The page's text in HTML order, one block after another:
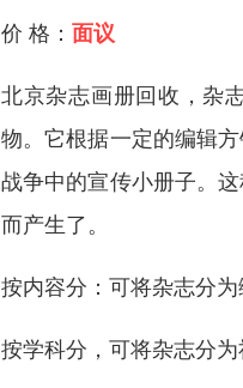
价 格： 面议
北京杂志画册回收，杂
物。它根据一定的编辑
战争中的宣传小册子。
而产生了。
按内容分：可将杂志分为
按学科分，可将杂志分